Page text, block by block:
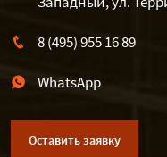
8 (495) 955 16 89
WhatsApp
Оставить заявку